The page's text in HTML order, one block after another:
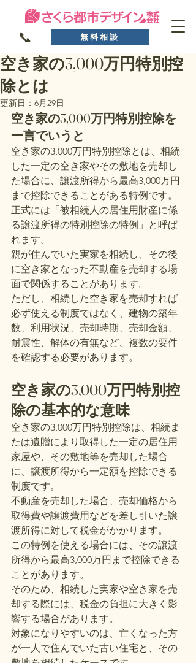
📞 無料相談
空き家の3,000万円特別控
除とは
更新日： 6月29日
空き家の3,000万円特別控除を
一言でいうと
空き家の3,000万円特別控除とは、相続
した一定の空き家やその敷地を売却し
た場合に、譲渡所得から最高3,000万円
まで控除できることがある特例です。
正式には「被相続人の居住用財産に係
る譲渡所得の特別控除の特例」と呼ば
れます。
親が住んでいた実家を相続し、その後
に空き家となった不動産を売却する場
面で関係することがあります。
ただし、相続した空き家を売却すれば
必ず使える制度ではなく、建物の築年
数、利用状況、売却時期、売却金額、
耐震性、解体の有無など、複数の要件
を確認する必要があります。
空き家の3,000万円特別控
除の基本的な意味
空き家の3,000万円特別控除は、相続ま
たは遺贈により取得した一定の居住用
家屋や、その敷地等を売却した場合
に、譲渡所得から一定額を控除できる
制度です。
不動産を売却した場合、売却価格から
取得費や譲渡費用などを差し引いた譲
渡所得に対して税金がかかります。
この特例を使える場合には、その譲渡
所得から最高3,000万円まで控除できる
ことがあります。
そのため、相続した実家や空き家を売
却する際には、税金の負担に大きく影
響する場合があります。
対象になりやすいのは、亡くなった方
が一人で住んでいた古い住宅と、その